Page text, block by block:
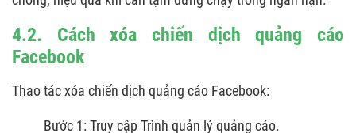
4.2. Cách xóa chiến dịch quảng cáo
Facebook
Thao tác xóa chiến dịch quảng cáo Facebook:
Bước 1: Truy cập Trình quản lý quảng cáo.